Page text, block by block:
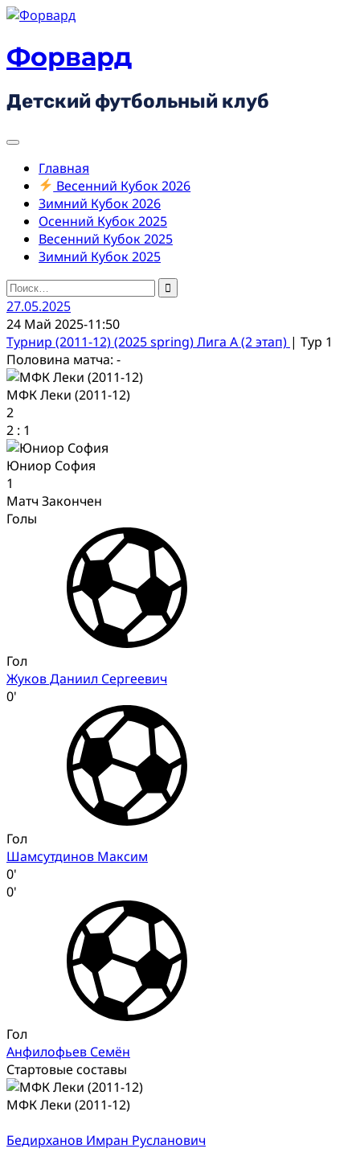
Skip
content
Форвард
Детский футбольный клуб
Главная
Весенний Кубок 2026
Зимний Кубок 2026
Осенний Кубок 2025
Весенний Кубок 2025
Зимний Кубок 2025
Найти:
27.05.2025
24 Май 2025-11:50
Турнир (2011-12) (2025 spring) Лига А (2 этап) | Тур 1
Половина матча: -
МФК Леки (2011-12)
2
2 : 1
Юниор София
1
Матч Закончен
Голы
Гол
Жуков Даниил Сергеевич
0'
Гол
Шамсутдинов Максим
0'
0'
Гол
Анфилофьев Семён
Стартовые составы
МФК Леки (2011-12)
Бедирханов Имран Русланович